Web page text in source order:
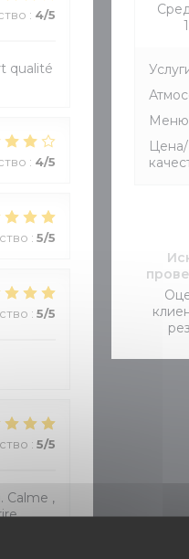
: 4/5
qualité
: 4/5
: 5/5
: 5/5
: 5/5
Calme ,
Меню
Цена/